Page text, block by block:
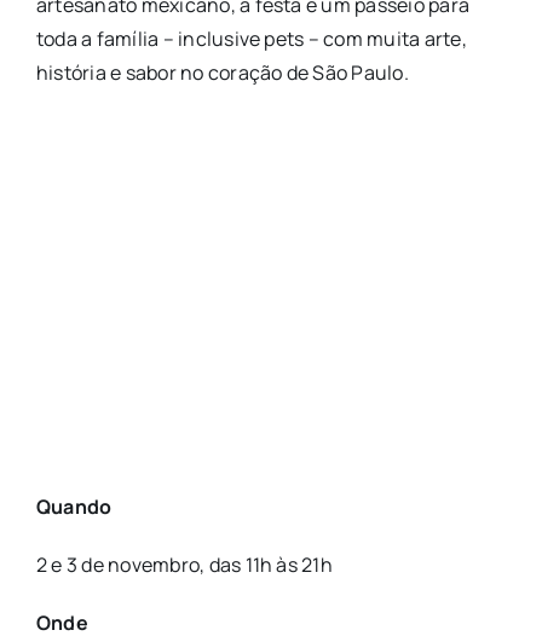
artesanato mexicano, a festa é um passeio para
toda a família – inclusive pets – com muita arte,
história e sabor no coração de São Paulo.
Quando
2 e 3 de novembro, das 11h às 21h
Onde